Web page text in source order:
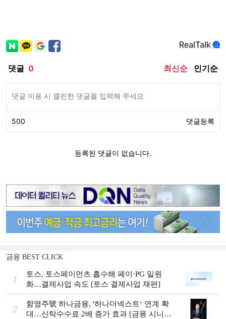
금융 BEST CLICK
1
토스, 토스페이먼츠 흡수해 페이·PG 일원
화…결제사업 속도 [토스 결제사업 재편]
2
함영주號 하나금융, '하나더넥스트‘ 연계 확
대…신탁수수료 2배 증가 효과 [금융 시니어